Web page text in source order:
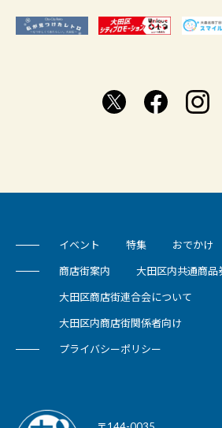
イベント 特集 おでかけ
商店街案内 大田区内共通商品
大田区商店街連合会について
大田区内商店街関係者向け
プライバシーポリシー